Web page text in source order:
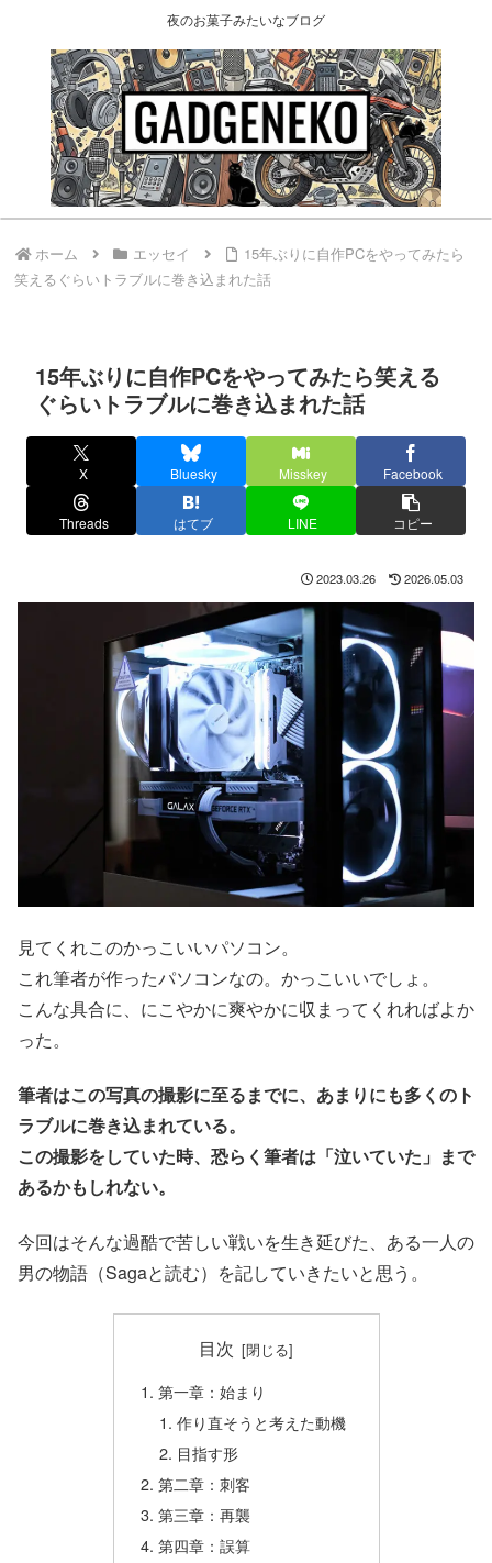
夜のお菓子みたいなブログ
ホーム エッセイ
15年ぶりに自作PCをやってみたら
笑えるぐらいトラブルに巻き込まれた話
15年ぶりに自作PCをやってみたら笑える
ぐらいトラブルに巻き込まれた話
X Bluesky Misskey Facebook
Threads はてブ LINE コピー
2023.03.26 2026.05.03
見てくれこのかっこいいパソコン。
これ筆者が作ったパソコンなの。かっこいいでしょ。
こんな具合に、にこやかに爽やかに収まってくれればよか
った。
筆者はこの写真の撮影に至るまでに、あまりにも多くのト
ラブルに巻き込まれている。
この撮影をしていた時、恐らく筆者は「泣いていた」まで
あるかもしれない。
今回はそんな過酷で苦しい戦いを生き延びた、ある一人の
男の物語（Sagaと読む）を記していきたいと思う。
目次
第一章：始まり
作り直そうと考えた動機
目指す形
第二章：刺客
第三章：再襲
第四章：誤算